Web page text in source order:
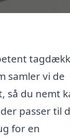
samler vi de
så du nemt
passer til
for en